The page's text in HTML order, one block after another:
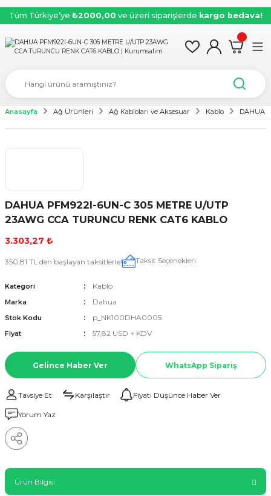
Tüm Türkiye’ye ₺2000,00 ve üzeri siparişlerde kargo bedava!
Anasayfa Ağ Ürünleri Ağ Kabloları ve Aksesuar Kablo DAHUA
DAHUA PFM922I-6UN-C 305 METRE U/UTP
23AWG CCA TURUNCU RENK CAT6 KABLO
3.303,27 ₺
350,81 TL den başlayan taksitlerle! Taksit Seçenekleri
Kategori Kablo
Marka Dahua
Stok Kodu p_NK100DHA0005
Fiyat 57,82 USD + KDV
Gelince Haber Ver WhatsApp Sipariş
Tavsiye Et Karşılaştır Fiyatı Düşünce Haber Ver
Yorum Yaz
Ürün Bilgisi